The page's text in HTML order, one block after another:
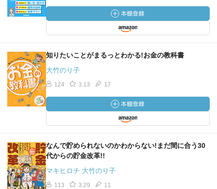
知りたいことがまるっとわかる!お金の教科書
大竹のり子
124 3.13 17
なんで貯められないのかわからない!まだ間に合う30
代からの貯金改革!!
マキヒロチ 大竹のり子
113 3.29 11